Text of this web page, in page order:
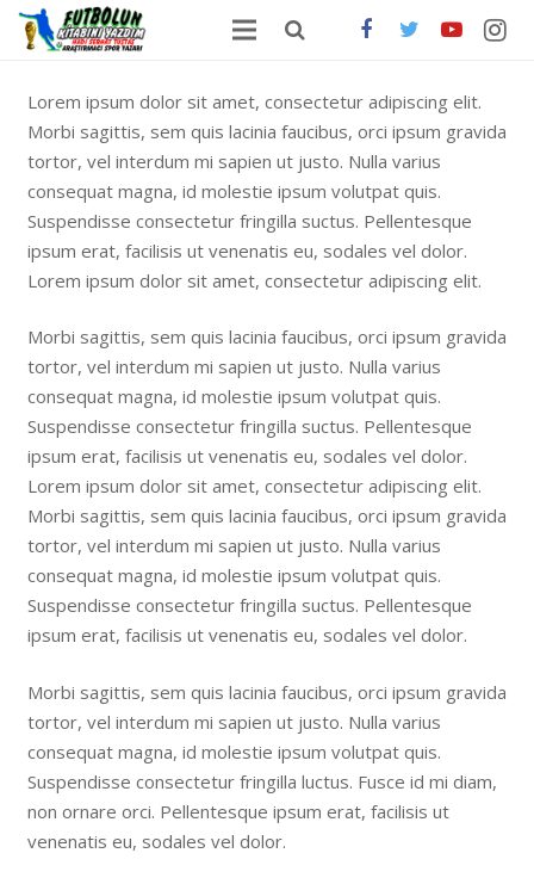
HAKKIMDA
ONLİNE SATIŞ
FUTBOLDA GÜNCEL HABERLER
Lorem ipsum dolor sit amet, consectetur adipiscing elit.
Morbi sagittis, sem quis lacinia faucibus, orci ipsum gravida
tortor, vel interdum mi sapien ut justo. Nulla varius
consequat magna, id molestie ipsum volutpat quis.
Suspendisse consectetur fringilla suctus. Pellentesque
ipsum erat, facilisis ut venenatis eu, sodales vel dolor.
Lorem ipsum dolor sit amet, consectetur adipiscing elit.
Morbi sagittis, sem quis lacinia faucibus, orci ipsum gravida
tortor, vel interdum mi sapien ut justo. Nulla varius
consequat magna, id molestie ipsum volutpat quis.
Suspendisse consectetur fringilla suctus. Pellentesque
ipsum erat, facilisis ut venenatis eu, sodales vel dolor.
Lorem ipsum dolor sit amet, consectetur adipiscing elit.
Morbi sagittis, sem quis lacinia faucibus, orci ipsum gravida
tortor, vel interdum mi sapien ut justo. Nulla varius
consequat magna, id molestie ipsum volutpat quis.
Suspendisse consectetur fringilla suctus. Pellentesque
ipsum erat, facilisis ut venenatis eu, sodales vel dolor.
Morbi sagittis, sem quis lacinia faucibus, orci ipsum gravida
tortor, vel interdum mi sapien ut justo. Nulla varius
consequat magna, id molestie ipsum volutpat quis.
Suspendisse consectetur fringilla luctus. Fusce id mi diam,
non ornare orci. Pellentesque ipsum erat, facilisis ut
venenatis eu, sodales vel dolor.